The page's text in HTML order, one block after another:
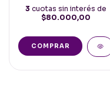
3 cuotas sin interés de
$80.000,00
COMPRAR